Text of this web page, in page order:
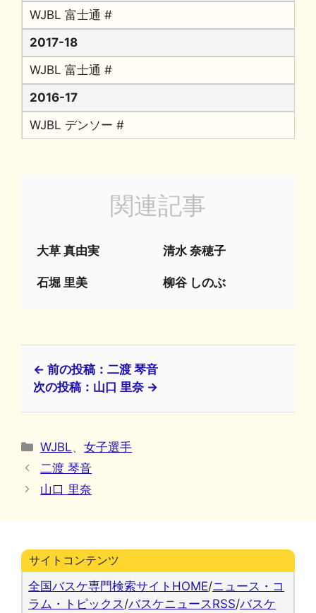
WJBL 富士通 #
2017-18
WJBL 富士通 #
2016-17
WJBL デンソー #
関連記事
大草 真由実 清水 奈穂子
石堀 里美 柳谷 しのぶ
← 前の投稿：二渡 琴音
次の投稿：山口 里奈 →
カ
テ
リ
WJBL、女子選手
二渡 琴音
山口 里奈
サイトコンテンツ
全国バスケ専門検索サイトHOME/ニュース・コ
ラム・トピックス /バスケニュースRSS/バスケ